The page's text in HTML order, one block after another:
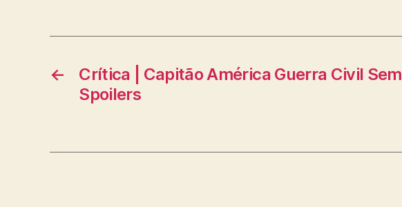
←
Crítica | Capitão América Guerra Civil Sem
Spoilers